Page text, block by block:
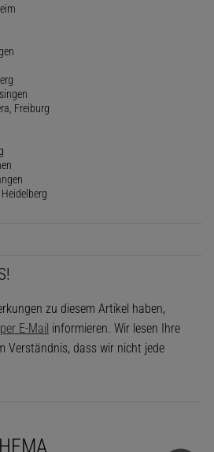
Freiburg
zu diesem Artikel haben,
per E-Mail informieren. Wir lesen Ihre
Verständnis, dass wir nicht jede